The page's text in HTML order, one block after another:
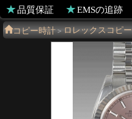
品質保証
EMSの追跡
コピー時計 > ロレックスコピー